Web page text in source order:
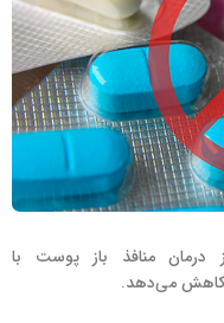
درمان منافذ باز پوست با
کاهش می‌دهد.